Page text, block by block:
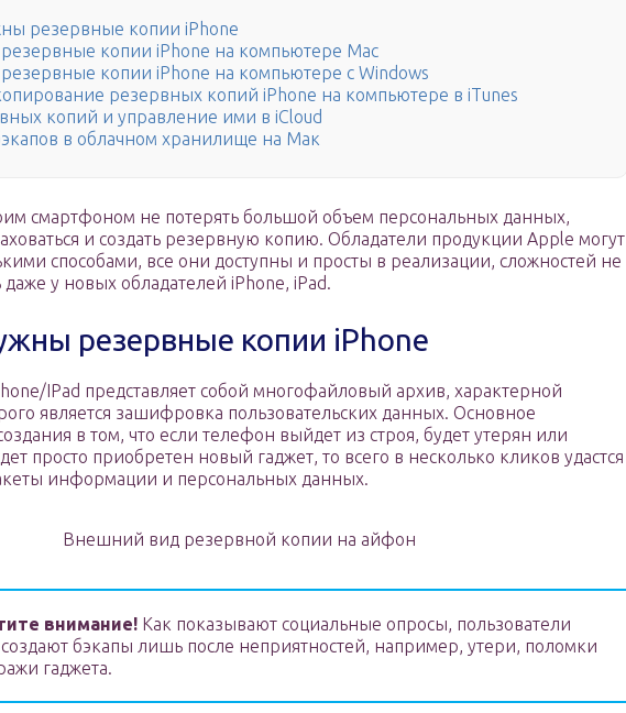
резервные копии iPhone
резервные копии iPhone на компьютере Mac
резервные копии iPhone на компьютере с Windows
резервных копий iPhone на компьютере в iTunes
копий и управление ими в iCloud
в облачном хранилище на Мак
смартфоном не потерять большой объем персональных данных,
и создать резервную копию. Обладатели продукции Apple могут
способами, все они доступны и просты в реализации, сложностей не
у новых обладателей iPhone, iPad.
резервные копии iPhone
IPad представляет собой многофайловый архив, характерной
является зашифровка пользовательских данных. Основное
в том, что если телефон выйдет из строя, будет утерян или
просто приобретен новый гаджет, то всего в несколько кликов удастся
информации и персональных данных.
Внешний вид резервной копии на айфон
внимание! Как показывают социальные опросы, пользователи
бэкапы лишь после неприятностей, например, утери, поломки
гаджета.